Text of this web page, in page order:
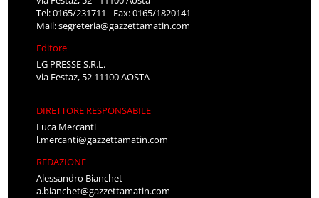
Tel: 0165/231711 - Fax: 0165/1820141
Mail:segreteria@gazzettamatin.com
Editore
LG PRESSE S.R.L.
via Festaz, 52 11100 AOSTA
DIRETTORE RESPONSABILE
Luca Mercanti
l.mercanti@gazzettamatin.com
REDAZIONE
Alessandro Bianchet
a.bianchet@gazzettamatin.com